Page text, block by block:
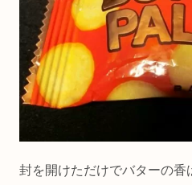
封を開けただけでバターの香